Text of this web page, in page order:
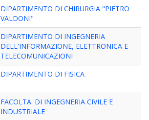
DIPARTIMENTO DI CHIRURGIA "PIETRO
VALDONI"
DIPARTIMENTO DI INGEGNERIA
DELL'INFORMAZIONE, ELETTRONICA E
TELECOMUNICAZIONI
DIPARTIMENTO DI FISICA
FACOLTA' DI INGEGNERIA CIVILE E
INDUSTRIALE